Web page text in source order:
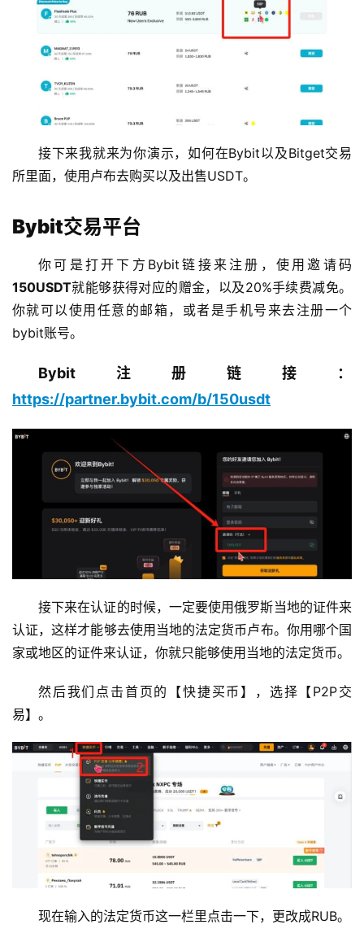
接下来我就来为你演示，如何在Bybit以及Bitget交易
所里面，使用卢布去购买以及出售USDT。
Bybit交易平台
你可是打开下方Bybit链接来注册，使用邀请码
150USDT就能够获得对应的赠金，以及20%手续费减免。
你就可以使用任意的邮箱，或者是手机号来去注册一个
bybit账号。
Bybit注册链接：
https://partner.bybit.com/b/150usdt
接下来在认证的时候，一定要使用俄罗斯当地的证件来
认证，这样才能够去使用当地的法定货币卢布。你用哪个国
家或地区的证件来认证，你就只能够使用当地的法定货币。
然后我们点击首页的【快捷买币】，选择【P2P交
易】。
现在输入的法定货币这一栏里点击一下，更改成RUB。